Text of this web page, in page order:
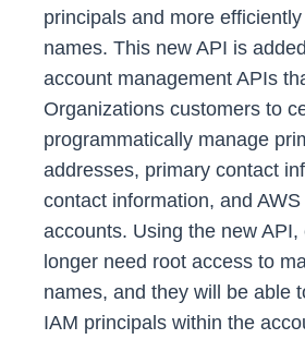
principals and more
names. This new API is
account management APIs
Organizations customers to
programmatically manage
addresses, primary contact
contact information, and
accounts. Using the new
longer need root access to
names, and they will be able
IAM principals within the